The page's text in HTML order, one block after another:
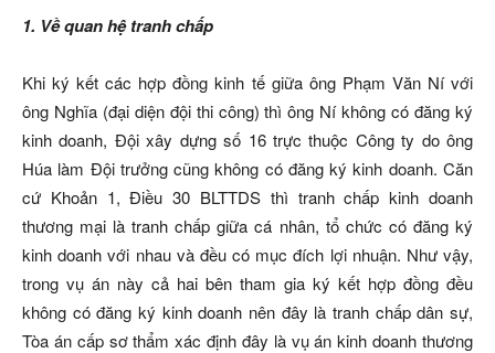
1. Về quan hệ tranh chấp
Khi ký kết các hợp đồng kinh tế giữa ông Phạm Văn Ní với
ông Nghĩa (đại diện đội thi công) thì ông Ní không có đăng ký
kinh doanh, Đội xây dựng số 16 trực thuộc Công ty do ông
Húa làm Đội trưởng cũng không có đăng ký kinh doanh. Căn
cứ Khoản 1, Điều 30 BLTTDS thì tranh chấp kinh doanh
thương mại là tranh chấp giữa cá nhân, tổ chức có đăng ký
kinh doanh với nhau và đều có mục đích lợi nhuận. Như vậy,
trong vụ án này cả hai bên tham gia ký kết hợp đồng đều
không có đăng ký kinh doanh nên đây là tranh chấp dân sự,
Tòa án cấp sơ thẩm xác định đây là vụ án kinh doanh thương